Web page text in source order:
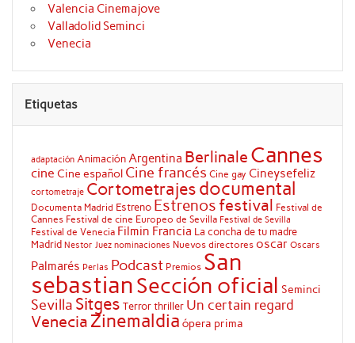
Valencia Cinemajove
Valladolid Seminci
Venecia
Etiquetas
adaptación AnimaciónArgentina Berlinale Cannes
cine Cine español Cine francés Cine gay Cineysefeliz
cortometraje Cortometrajes documental
Documenta Madrid Estreno Estrenos festival Festival de
Cannes Festival de cine Europeo de Sevilla Festival de Sevilla
Festival de Venecia Filmin Francia La concha de tu madre
Madrid Nestor Juez nominaciones Nuevos directores oscar Oscars
Palmarés Perlas Podcast Premios San
sebastianSección oficial Seminci
Sevilla Sitges Terrorthriller Un certain regard
Venecia Zinemaldia ópera prima